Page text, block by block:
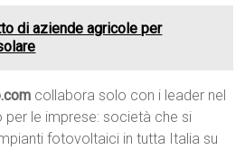
di aziende agricole per
collabora solo con i leader nel
le imprese: società che si
fotovoltaici in tutta Italia su